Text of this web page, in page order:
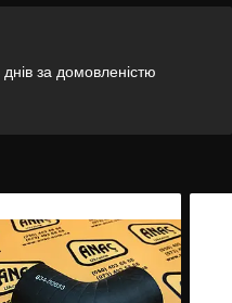
за домовленістю